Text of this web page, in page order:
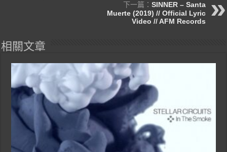
下一篇： SINNER – Santa
Muerte (2019) // Official Lyric
Video // AFM Records
相關文章